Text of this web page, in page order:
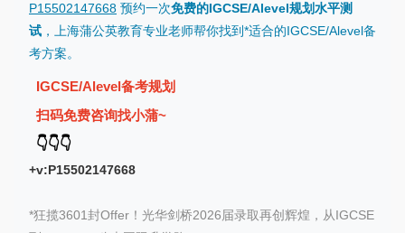
P15502147668 预约一次免费的IGCSE/Alevel规划水平测
试 ， 上海蒲公英教育专业老师帮你找到*适合的IGCSE/Alevel备
考方案。
IGCSE/Alevel备考规划
扫码免费咨询找小蒲~
👇👇👇
+v:P15502147668
*狂揽3601封Offer！光华剑桥2026届录取再创辉煌，从IGCSE